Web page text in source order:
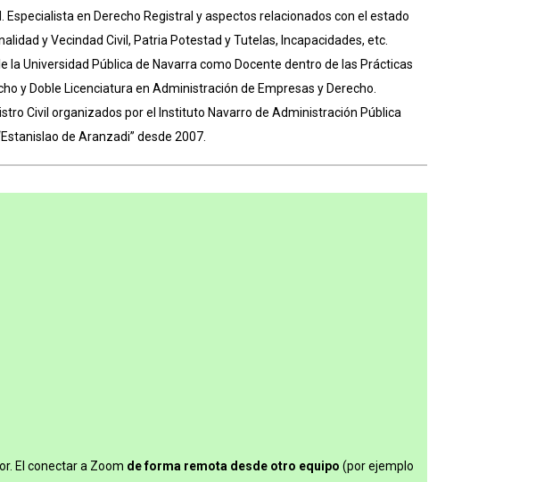
en Derecho Registral y aspectos relacionados con el estado
y Vecindad Civil, Patria Potestad y Tutelas, Incapacidades, etc.
la Universidad Pública de Navarra como Docente dentro de las Prácticas
y Doble Licenciatura en Administración de Empresas y Derecho.
Civil organizados por el Instituto Navarro de Administración Pública
de Aranzadi” desde 2007.
El conectar a Zoom de forma remota desde otro equipo (por ejemplo